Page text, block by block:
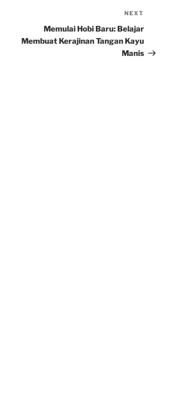
Post
NEXT
Memulai Hobi Baru: Belajar
Membuat Kerajinan Tangan Kayu
Manis